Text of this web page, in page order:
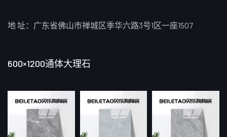
地 址：广东省佛山市禅城区季华六路3号1区一座1507
600×1200通体大理石